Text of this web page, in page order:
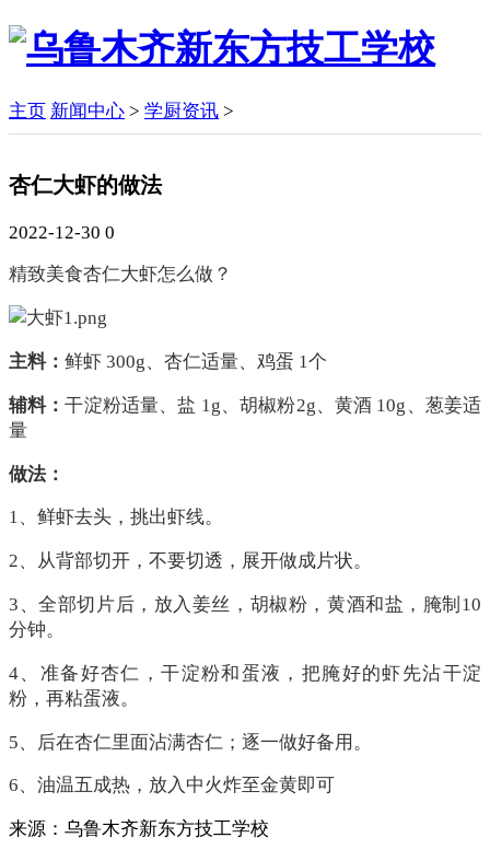
主页 新闻中心 > 学厨资讯 >
杏仁大虾的做法
2022-12-30 0
精致美食杏仁大虾怎么做？
主料： 鲜虾 300g、杏仁适量、鸡蛋 1个
辅料：干淀粉适量、盐 1g、胡椒粉2g、黄酒 10g、葱姜适
量
做法：
1、鲜虾去头，挑出虾线。
2、从背部切开，不要切透，展开做成片状。
3、全部切片后，放入姜丝，胡椒粉，黄酒和盐，腌制10
分钟。
4、准备好杏仁，干淀粉和蛋液，把腌好的虾先沾干淀
粉，再粘蛋液。
5、后在杏仁里面沾满杏仁；逐一做好备用。
6、油温五成热，放入中火炸至金黄即可
来源： 乌鲁木齐新东方技工学校